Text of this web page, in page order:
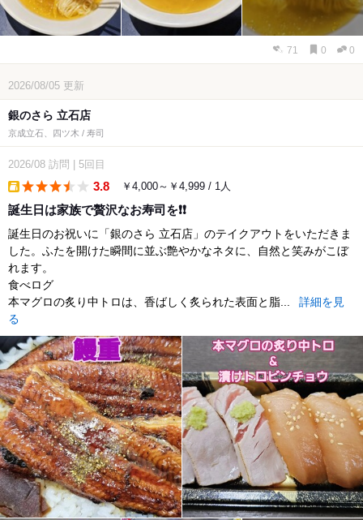
71 0 0
2026/08/05 更新
銀のさら 立石店
京成立石、四ツ木 / 寿司
2026/08 訪問 5回目
3.8 ￥4,000～￥4,999 / 1人
誕生日は家族で贅沢なお寿司を❗❗
誕生日のお祝いに「銀のさら 立石店」のテイクアウトをいただきま
した。ふたを開けた瞬間に並ぶ艶やかなネタに、自然と笑みがこぼ
れます。
食べログ
本マグロの炙り中トロは、香ばしく炙られた表面と脂...
詳細を見
る